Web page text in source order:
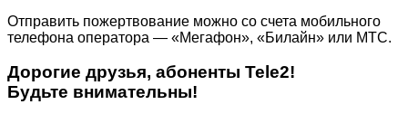
Отправить пожертвование можно со счета мобильного
телефона оператора — «Мегафон», «Билайн» или МТС.
Дорогие друзья, абоненты Tele2!
Будьте внимательны!